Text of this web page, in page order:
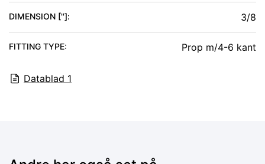
DIMENSION ['']: 3/8
FITTING TYPE: Prop m/4-6 kant
Datablad 1